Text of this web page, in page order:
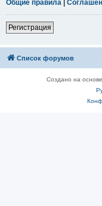
Общие правила |
Регистрация
Список форумов
Создано на основе